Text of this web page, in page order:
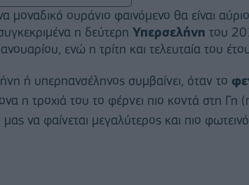
μοναδικό ουράνιο φαινόμενο θα είναι
η δεύτερη Υπερσελήνη του
ενώ η τρίτη και τελευταία του
ή υπερπανσέληνος συμβαίνει, όταν το
η τροχιά του το φέρνει πιο κοντά στη
να φαίνεται μεγαλύτερος και πιο